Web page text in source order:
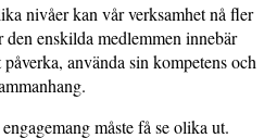
nivåer kan vår verksamhet nå fler
enskilda medlemmen innebär
använda sin kompetens och
måste få se olika ut.